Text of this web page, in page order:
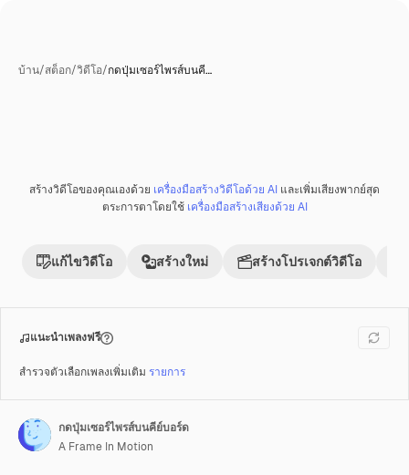
บ้าน/สต็อก/วิดีโอ/กดปุ่มเซอร์ไพรส์บนคี…
พรีเมี่ยม
สร้างวิดีโอของคุณเองด้วย เครื่องมือสร้างวิดีโอด้วย AI และเพิ่มเสียงพากย์สุด
ตระการตาโดยใช้ เครื่องมือสร้างเสียงด้วย AI
แก้ไขวิดีโอ สร้างใหม่ สร้างโปรเจกต์วิดีโอ
แนะนำเพลงฟรี
สำรวจตัวเลือกเพลงเพิ่มเติม รายการ
กดปุ่มเซอร์ไพรส์บนคีย์บอร์ด
A Frame In Motion